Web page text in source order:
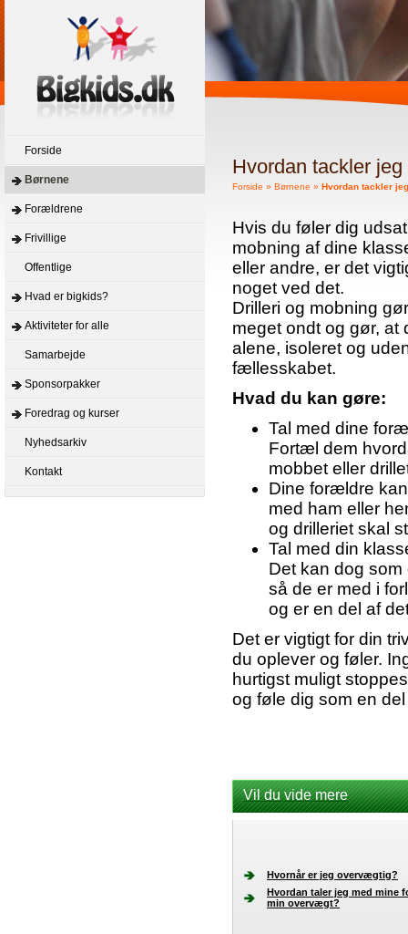
Forside
Børnene
Forældrene
Frivillige
Offentlige
Hvad er bigkids?
Aktiviteter for alle
Samarbejde
Sponsorpakker
Foredrag og kurser
Nyhedsarkiv
Kontakt
Hvordan tackler
Forside » Børnene » Hvordan tackler
Hvis du føler dig
mobning af dine
eller andre, er det
noget ved det.
Drilleri og mobning
meget ondt og gør, at
alene, isoleret og
fællesskabet.
Hvad du kan gøre:
Tal med dine
Fortæl dem
mobbet eller
Dine forældre
med ham eller
og drilleriet skal
Tal med din
Det kan dog
så de er med i
og er en del af
Det er vigtigt for din
du oplever og føler.
hurtigst muligt
og føle dig som en
Vil du vide mere
Hvornår er jeg overvægtig?
Hvordan taler jeg med mine
min overvægt?